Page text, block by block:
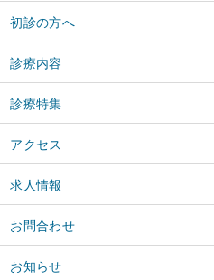
初診の方へ
診療内容
診療特集
アクセス
求人情報
お問合わせ
お知らせ